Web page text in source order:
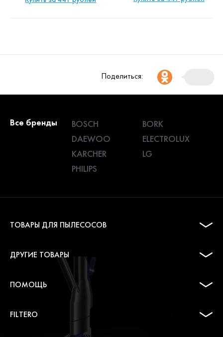
Поделиться:
Все бренды BOSCH
BORK
DAEWOO
ELECTROLUX
KARCHER
LG
PHILIPS
ТОВАРЫ ДЛЯ ПЫЛЕСОСОВ
ДРУГИЕ ТОВАРЫ
ПОМОЩЬ
FILTERO